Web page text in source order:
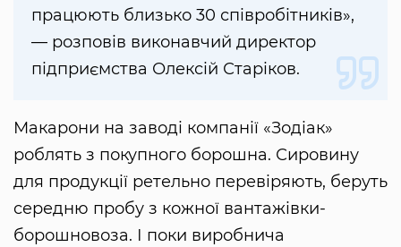
працюють близько 30 співробітників»,
— розповів виконавчий директор
підприємства Олексій Старіков.
Макарони на заводі компанії «Зодіак»
роблять з покупного борошна. Сировину
для продукції ретельно перевіряють, беруть
середню пробу з кожної вантажівки-
борошновоза. І поки виробнича